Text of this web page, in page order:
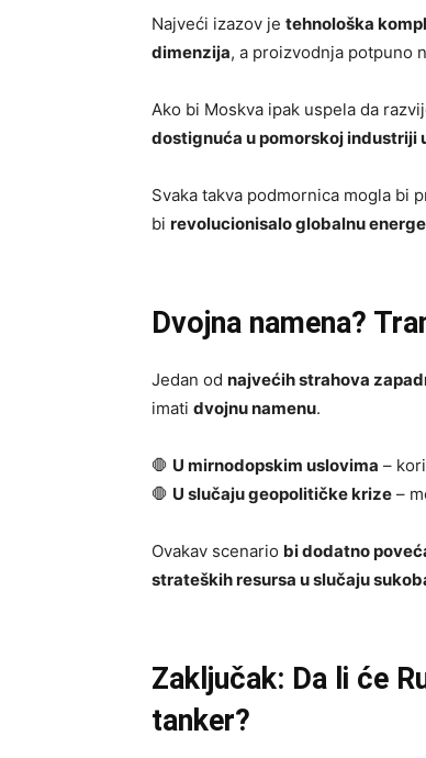
Najveći izazov je tehnološka
dimenzija, a proizvodnja potpuno
Ako bi Moskva ipak uspela da
dostignuća u pomorskoj industriji
Svaka takva podmornica mogla bi
bi revolucionisalo globalnu
Dvojna namena?
Jedan od najvećih strahova
imati dvojnu namenu.
🛑 U mirnodopskim uslovima –
🛑 U slučaju geopolitičke krize –
Ovakav scenario bi dodatno
strateških resursa u slučaju
Zaključak: Da li će
tanker?